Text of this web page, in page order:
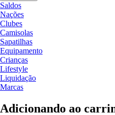
Saldos
Nações
Clubes
Camisolas
Sapatilhas
Equipamento
Crianças
Lifestyle
Liquidação
Marcas
Adicionando ao